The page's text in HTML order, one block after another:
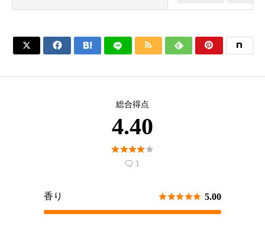
     
総合得点
4.40

 1
香り  5.00